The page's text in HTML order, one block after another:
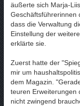
äußerte sich Marja-
Geschäftsführerinnen
dass die Verwaltung
Einstellung der
erklärte sie.
Zuerst hatte der
mir um
dem Magazin.
teuren Erweiterungen
nicht zwingend